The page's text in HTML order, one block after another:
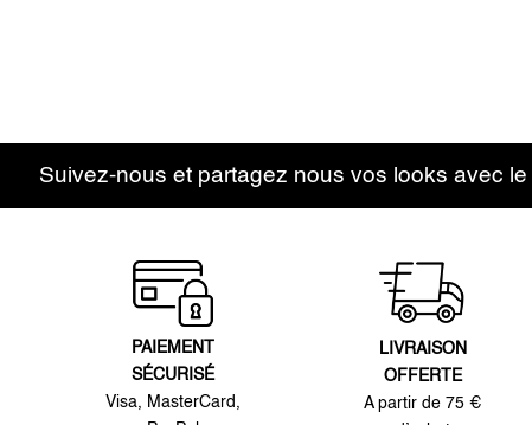
Suivez-nous et partagez nous vos looks avec le
PAIEMENT
SÉCURISÉ
Visa, MasterCard,
LIVRAISON
OFFERTE
A partir de 75 €